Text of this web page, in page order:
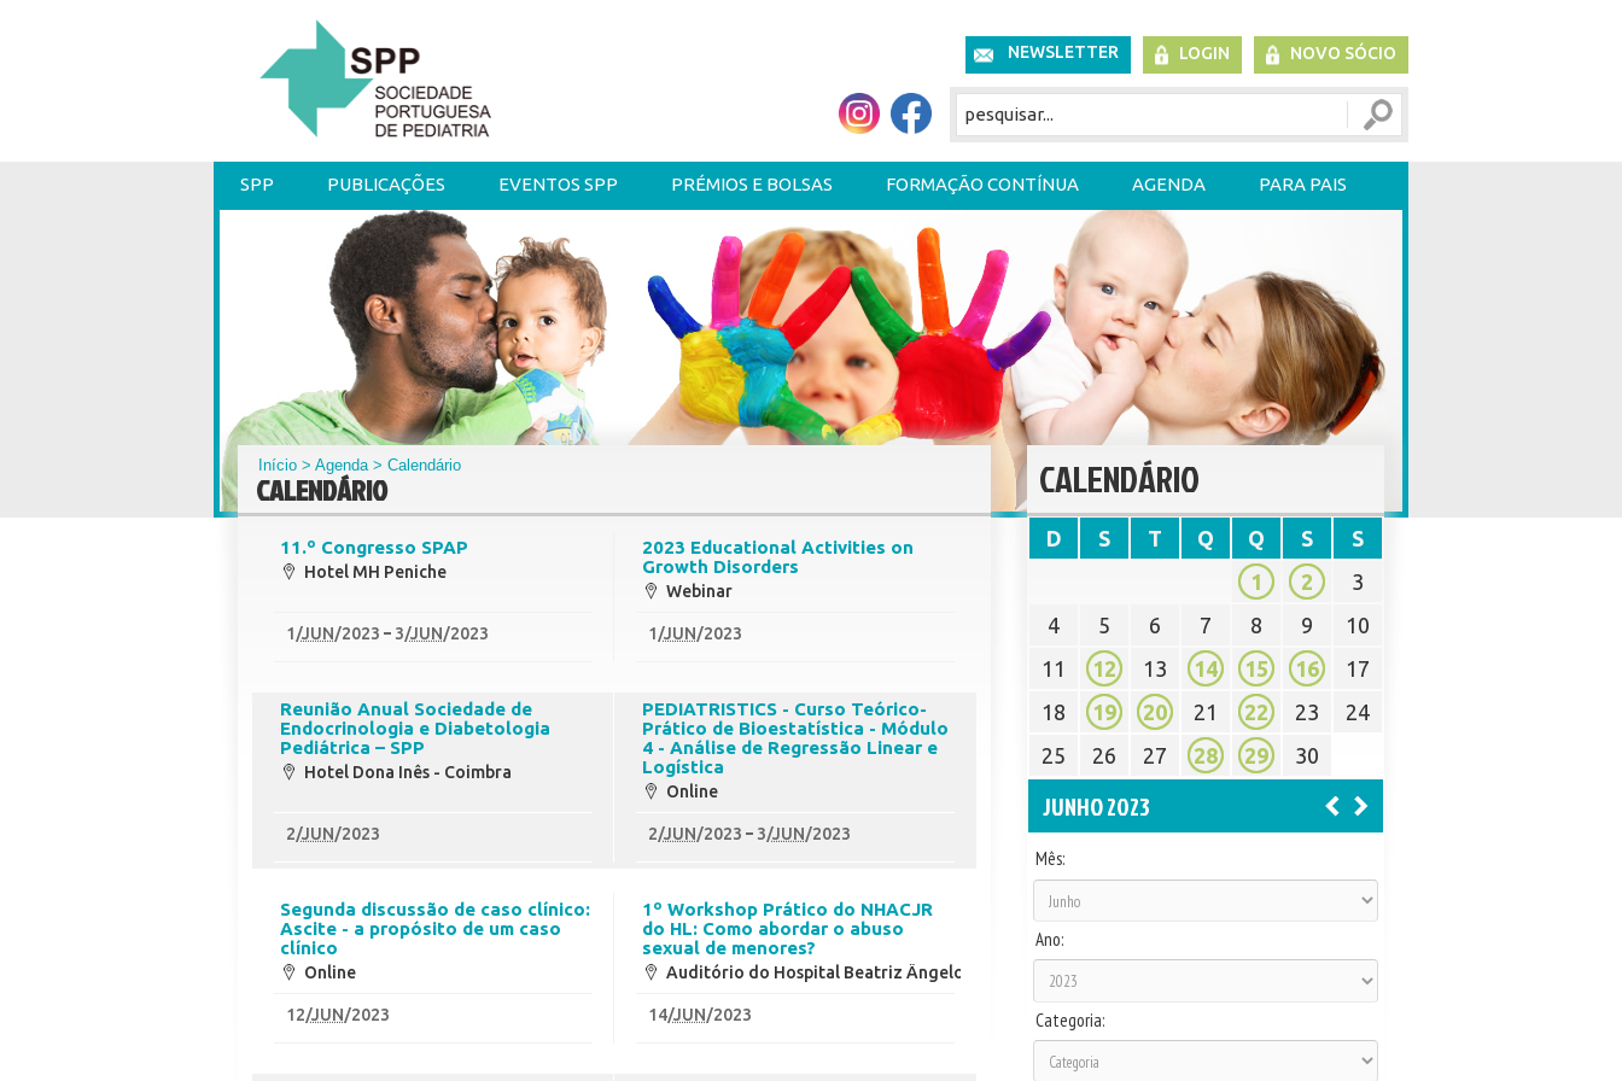
NEWSLETTER LOGIN NOVO SÓCIO
SPP PUBLICAÇÕES EVENTOS SPP PRÉMIOS E BOLSAS FORMAÇÃO CONTÍNUA AGENDA PARA PAIS
Início >Agenda> Calendário
CALENDÁRIO
11.º Congresso SPAP
Hotel MH Peniche
1/JUN/2023 3/JUN/2023
2023 Educational Activities on
Growth Disorders
Webinar
1/JUN/2023
Reunião Anual Sociedade de
Endocrinologia e Diabetologia
Pediátrica – SPP
Hotel Dona Inês - Coimbra
2/JUN/2023
PEDIATRISTICS - Curso Teórico-
Prático de Bioestatística - Módulo
4 - Análise de Regressão Linear e
Logística
Online
2/JUN/2023 3/JUN/2023
Segunda discussão de caso clínico:
Ascite - a propósito de um caso
clínico
Online
12/JUN/2023
1º Workshop Prático do NHACJR
do HL: Como abordar o abuso
sexual de menores?
Auditório do Hospital Beatriz Ângelo
14/JUN/2023
CALENDÁRIO
D S T Q Q S
S
1
2
3
4
5 6 7 8 9
10
11
12 13 14 15 16
17
18
19 20 21 22 23
24
25
26 27 28 29 30
JUNHO 2023
Mês:
Ano:
Categoria: